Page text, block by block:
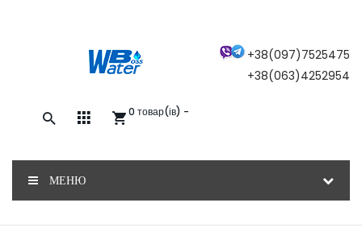
+38(097)7525475
+38(063)4252954
0 товар(ів) -
МЕНЮ
Закажите обратный звонок, и наш